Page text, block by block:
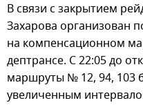
В связи с закрытием
Захарова организован
на компенсационном
дептрансе. С 22:05 до
маршруты № 12, 94, 103
увеличенным